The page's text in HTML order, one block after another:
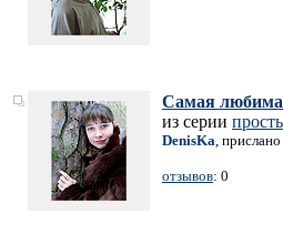
Самая
из серии
DenisKa,
отзывов: 0